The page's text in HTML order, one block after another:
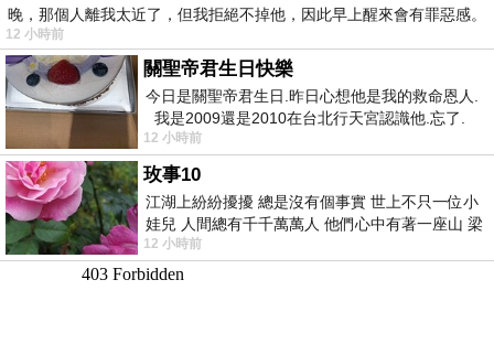
晚，那個人離我太近了，但我拒絕不掉他，因此早上醒來會有罪惡感。
12 小時前
關聖帝君生日快樂
今日是關聖帝君生日.昨日心想他是我的救命恩人.
我是2009還是2010在台北行天宮認識他.忘了.
一個奇摩交友的網友學
12 小時前
玫事10
江湖上紛紛擾擾 總是沒有個事實 世上不只一位小
娃兒 人間總有千千萬萬人 他們心中有著一座山 梁
山佛山泰華衡恆嵩 一山之高
12 小時前